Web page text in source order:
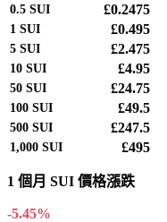
0.5 SUI £0.2475
1 SUI £0.495
5 SUI £2.475
10 SUI £4.95
50 SUI £24.75
100 SUI £49.5
500 SUI £247.5
1,000 SUI £495
1 個月 SUI 價格漲跌
-5.45%